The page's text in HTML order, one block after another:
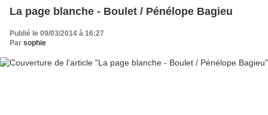
La page blanche - Boulet / Pénélope Bagieu
Publié le 09/03/2014 à 16:27
Par sophie